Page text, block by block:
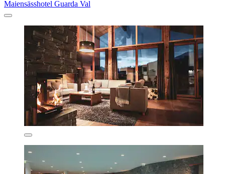
Maiensässhotel Guarda Val